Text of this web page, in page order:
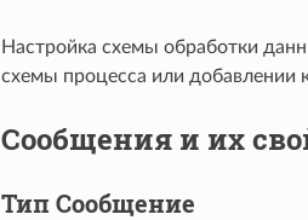
Настройка схемы обработки
схемы процесса или добавлении
Сообщения и их
Тип Сообщение